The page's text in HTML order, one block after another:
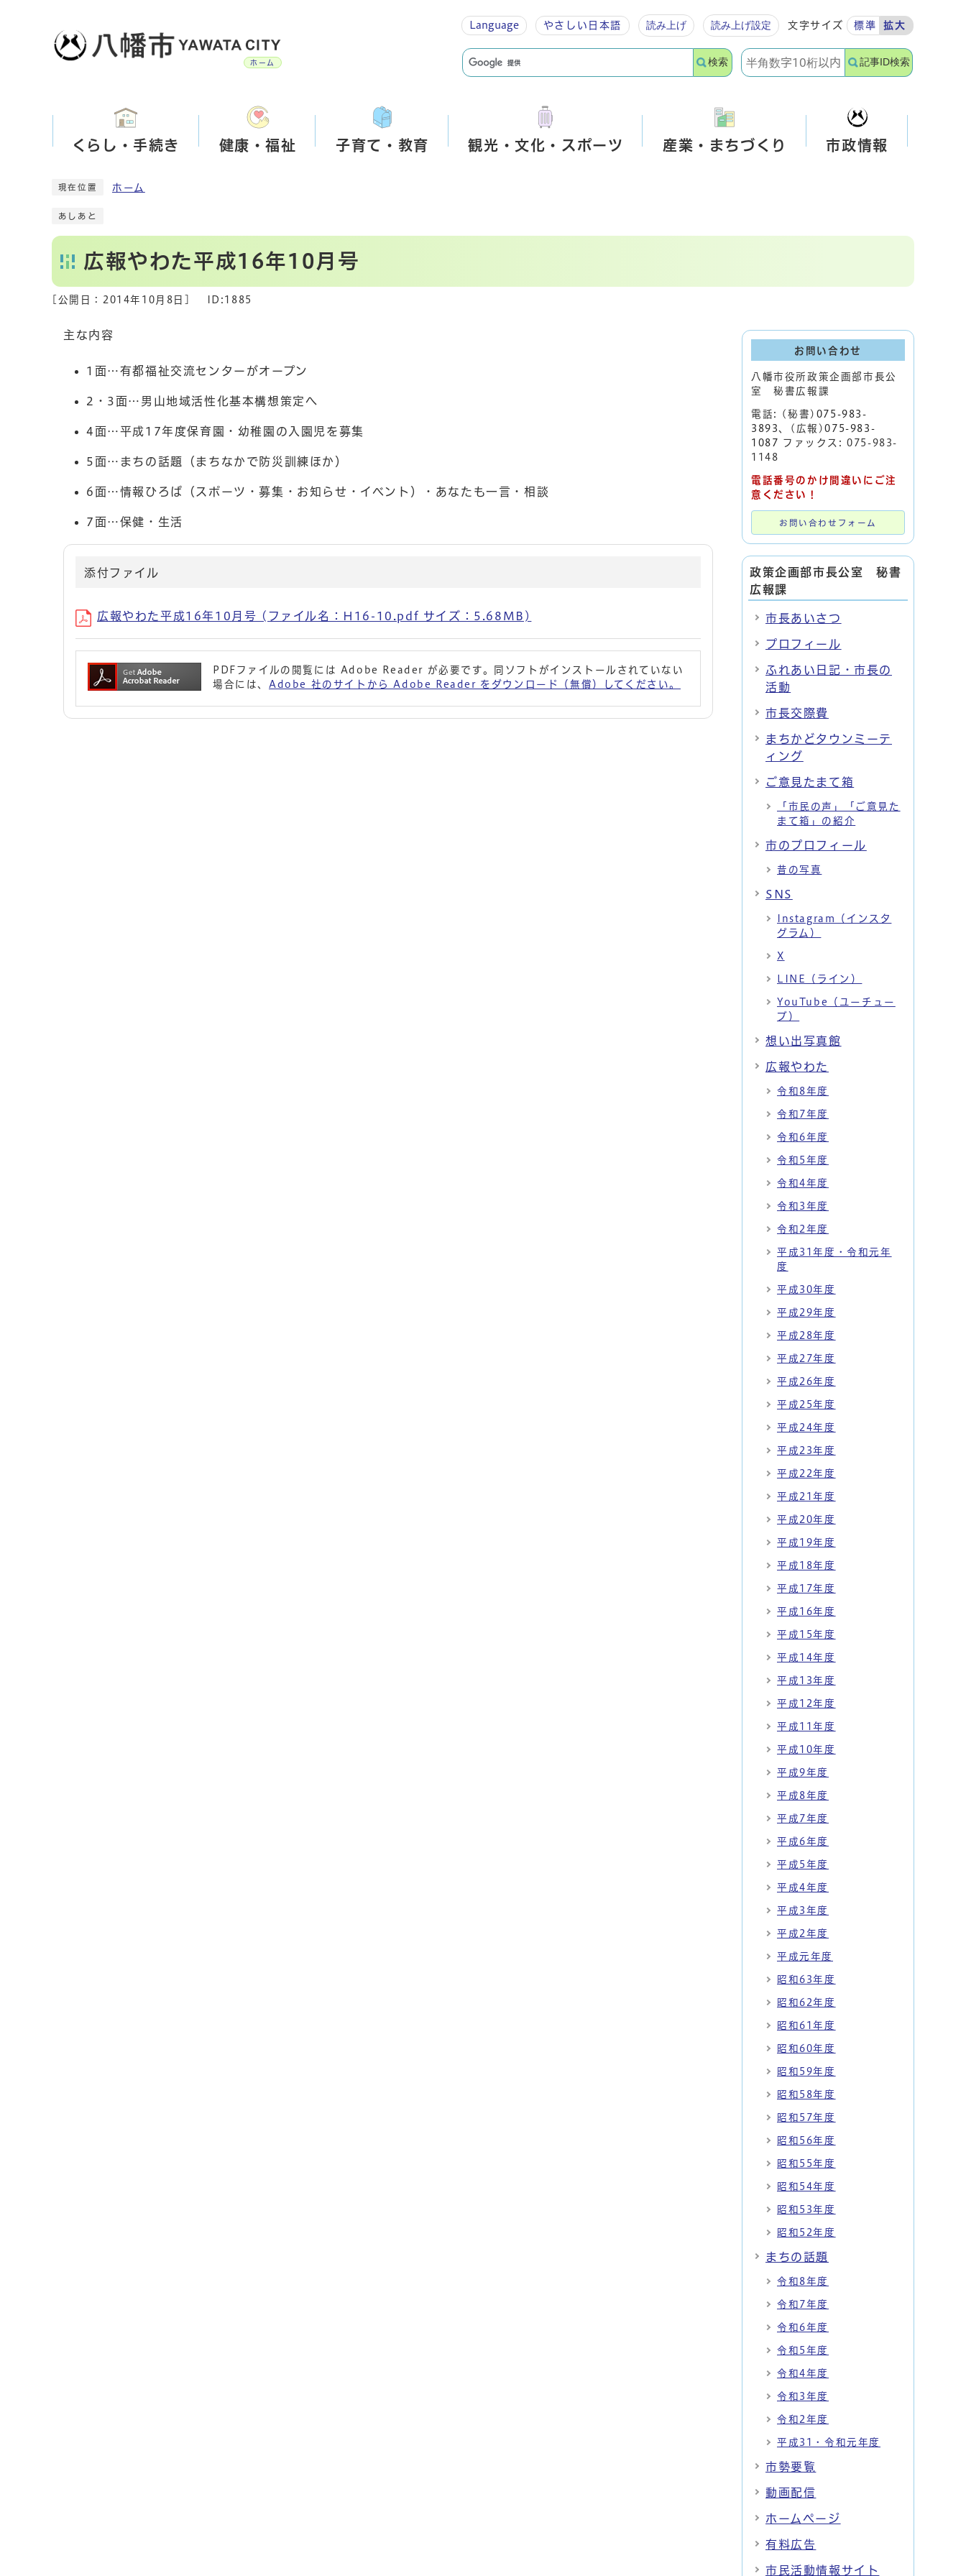
ホーム
Language やさしい 日本語 読み上げ 読み上げ設定 文字サイズ 標準 拡大
検索 記事ID検索
くらし・手続き 健康・福祉 子育て・教育 観光・文化・スポーツ 産業・まちづくり 市政情報
現在位置 ホーム
あしあと
広報やわた平成16年10月号
[公開日： 2014年10月8日 ID:1885
主な内容
1面…有都福祉交流センターがオープン
2・3面…男山地域活性化基本構想策定へ
4面…平成17年度保育園・幼稚園の入園児を募集
5面…まちの話題（まちなかで防災訓練ほか）
6面…情報ひろば（スポーツ・募集・お知らせ・イベント）・あなたも一言・相談
7面…保健・生活
添付ファイル
広報やわた平成16年10月号 (ファイル名：H16-10.pdf サイズ：5.68MB)
PDFファイルの閲覧には Adobe Reader が必要です。同ソフトがインストールされていない
場合には、 Adobe 社のサイトから Adobe Reader をダウンロード（無償）してください。
お問い合わせ
八幡市役所政策企画部市長公
室 秘書広報課
電話: (秘書) 075-983-
3893、(広報)075-983-
1087 ファックス: 075-983-
1148
電話番号のかけ間違いにご注
意ください！
お問い合わせフォーム
政策企画部市長公室 秘書
広報課
市長あいさつ
プロフィール
ふれあい日記・市長の
活動
市長交際費
まちかどタウンミーテ
ィング
ご意見たまて箱
「市民の声」「ご意見た
まて箱」の紹介
市のプロフィール
昔の写真
SNS
Instagram（インスタ
グラム）
X
LINE（ライン）
YouTube（ユーチュー
ブ）
想い出写真館
広報やわた
令和8年度
令和7年度
令和6年度
令和5年度
令和4年度
令和3年度
令和2年度
平成31年度・令和元年
度
平成30年度
平成29年度
平成28年度
平成27年度
平成26年度
平成25年度
平成24年度
平成23年度
平成22年度
平成21年度
平成20年度
平成19年度
平成18年度
平成17年度
平成16年度
平成15年度
平成14年度
平成13年度
平成12年度
平成11年度
平成10年度
平成9年度
平成8年度
平成7年度
平成6年度
平成5年度
平成4年度
平成3年度
平成2年度
平成元年度
昭和63年度
昭和62年度
昭和61年度
昭和60年度
昭和59年度
昭和58年度
昭和57年度
昭和56年度
昭和55年度
昭和54年度
昭和53年度
昭和52年度
まちの話題
令和8年度
令和7年度
令和6年度
令和5年度
令和4年度
令和3年度
令和2年度
平成31・令和元年度
市勢要覧
動画配信
ホームページ
有料広告
市民活動情報サイト